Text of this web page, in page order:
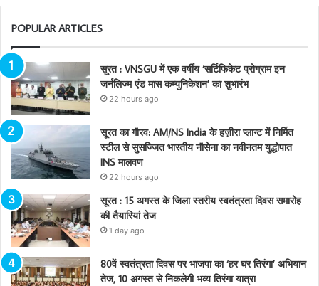
POPULAR ARTICLES
सूरत : VNSGU में एक वर्षीय ‘सर्टिफिकेट प्रोग्राम इन
जर्नलिज्म एंड मास कम्युनिकेशन’ का शुभारंभ
22 hours ago
सूरत का गौरव: AM/NS India के हज़ीरा प्लान्ट में निर्मित
स्टील से सुसज्जित भारतीय नौसेना का नवीनतम युद्धोपात
INS मालवण
22 hours ago
सूरत : 15 अगस्त के जिला स्तरीय स्वतंत्रता दिवस समारोह
की तैयारियां तेज
1 day ago
80वें स्वतंत्रता दिवस पर भाजपा का ‘हर घर तिरंगा’ अभियान
तेज, 10 अगस्त से निकलेगी भव्य तिरंगा यात्रा